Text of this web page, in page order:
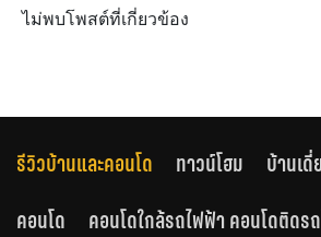
ไม่พบโพสต์ที่เกี่ยวข้อง
รีวิวบ้านและคอนโด ทาวน์โฮม
บ้านเ
คอนโด
คอนโดใกล้รถไฟฟ้า คอนโดติดร